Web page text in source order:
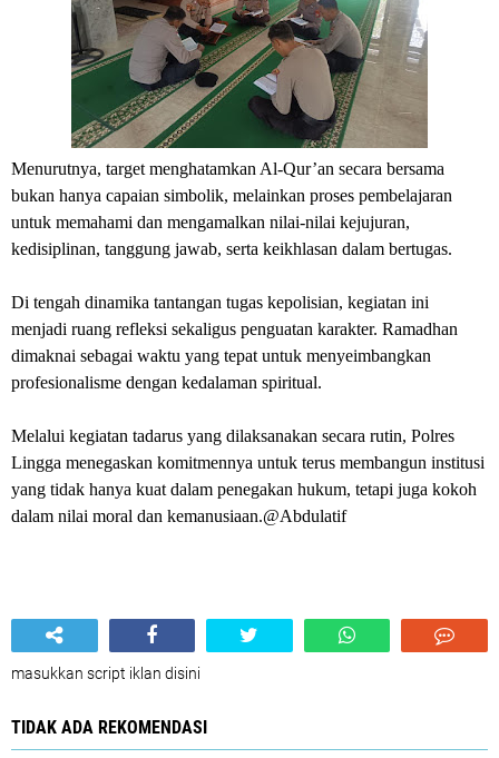
Menurutnya, target menghatamkan Al-Qur’an secara bersama
bukan hanya capaian simbolik, melainkan proses pembelajaran
untuk memahami dan mengamalkan nilai-nilai kejujuran,
kedisiplinan, tanggung jawab, serta keikhlasan dalam bertugas.
Di tengah dinamika tantangan tugas kepolisian, kegiatan ini
menjadi ruang refleksi sekaligus penguatan karakter. Ramadhan
dimaknai sebagai waktu yang tepat untuk menyeimbangkan
profesionalisme dengan kedalaman spiritual.
Melalui kegiatan tadarus yang dilaksanakan secara rutin, Polres
Lingga menegaskan komitmennya untuk terus membangun institusi
yang tidak hanya kuat dalam penegakan hukum, tetapi juga kokoh
dalam nilai moral dan kemanusiaan.@Abdulatif
masukkan script iklan disini
TIDAK ADA REKOMENDASI